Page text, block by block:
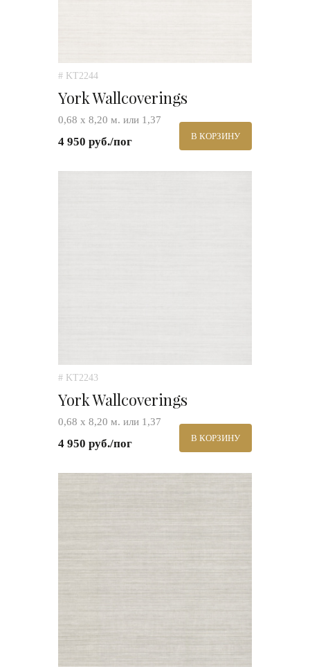
# KT2244
York Wallcoverings
0,68 х 8,20 м. или 1,37
4 950 руб./пог В КОРЗИНУ
# KT2243
York Wallcoverings
0,68 х 8,20 м. или 1,37
4 950 руб./пог В КОРЗИНУ